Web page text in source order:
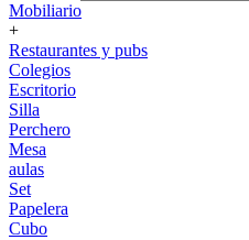
Mobiliario
+
Restaurantes y pubs
Colegios
Escritorio
Silla
Perchero
Mesa
aulas
Set
Papelera
Cubo